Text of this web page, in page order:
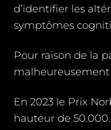
d’identifier les
symptômes
Pour raison de la
malheureusement
En 2023 le Prix
hauteur de